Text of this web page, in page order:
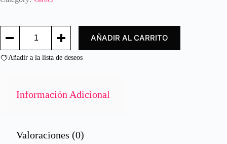
n
0
LONCHA
X2
STEAKS.
cantidad
AÑADIR AL CARRITO
Añadir a la lista de deseos
Información Adicional
Valoraciones (0)